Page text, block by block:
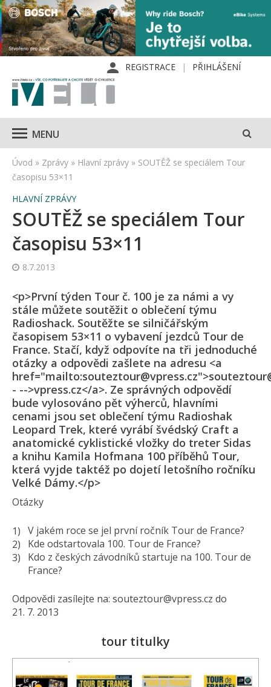
REGISTRACE PŘIHLÁŠENÍ
MENU
Úvod » Zprávy » Hlavní zprávy » SOUTĚŽ se speciálem Tour
časopisu 53×11
HLAVNÍ ZPRÁVY
SOUTĚŽ se speciálem Tour
časopisu 53×11
8.7.2013
<p>První týden Tour č. 100 je za námi a vy
stále můžete soutěžit o oblečení týmu
Radioshack. Soutěžte se silničářským
časopisem 53×11 o vybavení jezdců Tour de
France. Stačí, když odpovíte na tři jednoduché
otázky a odpovědi zašlete na adresu <a
- -->vpress.cz</a>. Ze správných odpovědí
bude vylosováno pět výherců, hlavními
cenami jsou set oblečení týmu Radioshak
Leopard Trek, které vyrábí švédský Craft a
anatomické cyklistické vložky do treter Sidas
a knihu Kamila Hofmana 100 příběhů Tour,
která vyjde taktéž po dojetí letošního ročníku
Velké Dámy.</p>
Otázky
V jakém roce se jel první ročník Tour de France?
Kde odstartovala 100. Tour de France?
Kdo z českých závodníků startuje na 100. Tour de
France?
Odpovědi zasílejte na: souteztour@vpress.cz do
21. 7. 2013
tour titulky